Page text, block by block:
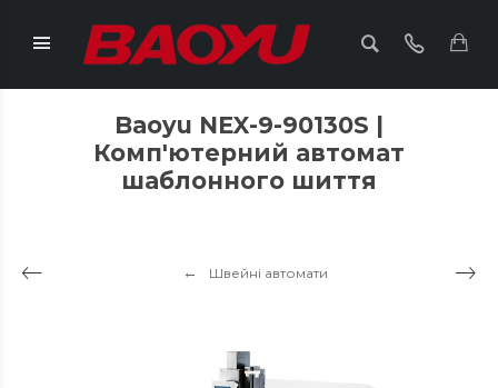
Baoyu NEX-9-90130S |
Комп'ютерний автомат
шаблонного шиття
Швейні автомати